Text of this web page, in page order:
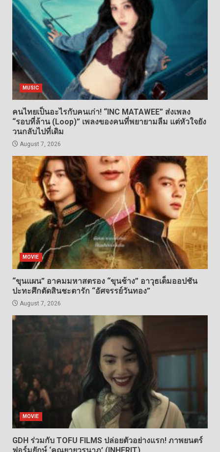
MUSIC
คนไทยเป็นอะไรกับคนเก่า! “INC MATAWEE” ส่งเพลง
“รอบที่ล้าน (Loop)” เพลงของคนที่พยายามลืม แต่หัวใจยัง
วนกลับไปที่เดิม
August 7, 2026
MOVIE
“ขุนแผน” อาคมมหาสตรอง “ขุนช้าง” อาวุธเต็มออปชัน
ปะทะศึกตัดสินชะตารัก “อัศจรรย์วันทอง”
August 7, 2026
MOVIE
GDH ร่วมกับ TOFU FILMS ปล่อยตัวอย่างแรก! ภาพยนตร์